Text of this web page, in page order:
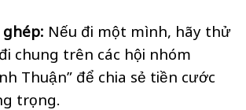
Nếu đi một mình, hãy thử
chung trên các hội nhóm
Thuận” để chia sẻ tiền cước
trọng.